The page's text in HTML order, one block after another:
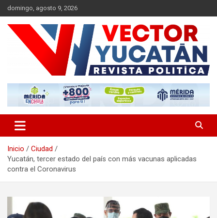
Saltar
al
contenido
domingo, agosto 9, 2026
Vector Yucatán
Inicio
Ciudad
Yucatán, tercer estado del país con más vacunas aplicadas
contra el Coronavirus